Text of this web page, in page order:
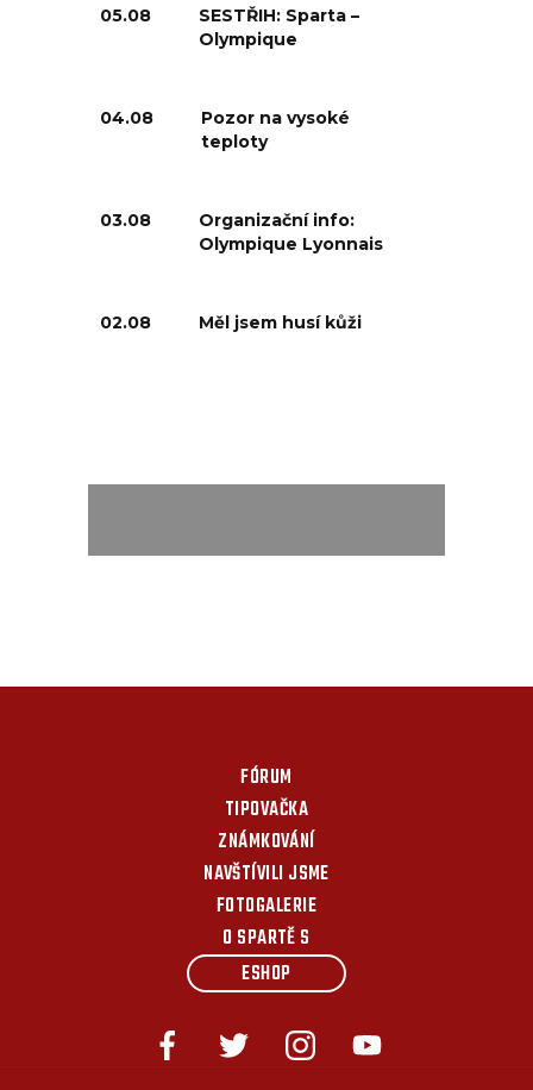
05.08
SESTŘIH: Sparta –
Olympique
04.08
Pozor na vysoké
teploty
03.08
Organizační info:
Olympique Lyonnais
02.08 Měl jsem husí kůži
FÓRUM
TIPOVAČKA
ZNÁMKOVÁNÍ
NAVŠTÍVILI JSME
FOTOGALERIE
O SPARTĚ S
ESHOP